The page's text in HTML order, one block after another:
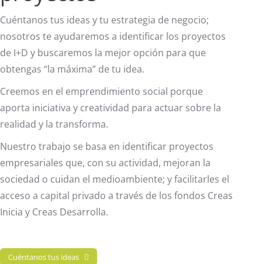
Cuéntanos tus ideas y tu estrategia de negocio;
nosotros te ayudaremos a identificar los proyectos
de I+D y buscaremos la mejor opción para que
obtengas “la máxima” de tu idea.
Creemos en el emprendimiento social porque
aporta iniciativa y creatividad para actuar sobre la
realidad y la transforma.
Nuestro trabajo se basa en identificar proyectos
empresariales que, con su actividad, mejoran la
sociedad o cuidan el medioambiente; y facilitarles el
acceso a capital privado a través de los fondos Creas
Inicia y Creas Desarrolla.
Cuéntanos tus ideas